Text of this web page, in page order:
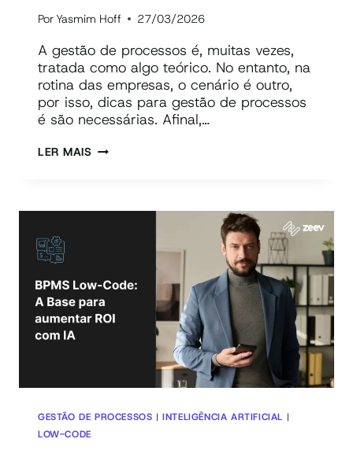
Por Yasmim Hoff 27/03/2026
A gestão de processos é, muitas vezes,
tratada como algo teórico. No entanto, na
rotina das empresas, o cenário é outro,
por isso, dicas para gestão de processos
é são necessárias. Afinal,…
LER MAIS6
E
MENOS
CUSTOS
GESTÃO DE PROCESSOS |INTELIGÊNCIA ARTIFICIAL |
LOW-CODE